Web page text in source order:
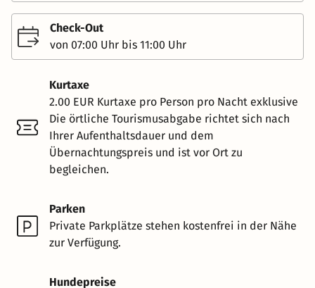
Check-Out
von 07:00 Uhr bis 11:00 Uhr
Kurtaxe
2.00 EUR Kurtaxe pro Person pro Nacht exklusive
Die örtliche Tourismusabgabe richtet sich nach
Ihrer Aufenthaltsdauer und dem
Übernachtungspreis und ist vor Ort zu
begleichen.
Parken
Private Parkplätze stehen kostenfrei in der Nähe
zur Verfügung.
Hundepreise